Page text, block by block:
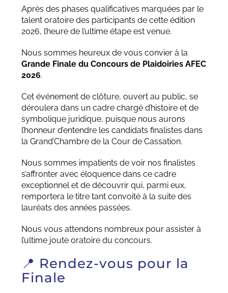
Après des phases qualificatives marquées par le
talent oratoire des participants de cette édition
2026, l’heure de l’ultime étape est venue.
Nous sommes heureux de vous convier à la
Grande Finale du Concours de Plaidoiries AFEC
2026.
Cet événement de clôture, ouvert au public, se
déroulera dans un cadre chargé d’histoire et de
symbolique juridique, puisque nous aurons
l’honneur d’entendre les candidats finalistes dans
la Grand’Chambre de la Cour de Cassation.
Nous sommes impatients de voir nos finalistes
s’affronter avec éloquence dans ce cadre
exceptionnel et de découvrir qui, parmi eux,
remportera le titre tant convoité à la suite des
lauréats des années passées.
Nous vous attendons nombreux pour assister à
l’ultime joute oratoire du concours.
📍 Rendez-vous pour la
Finale